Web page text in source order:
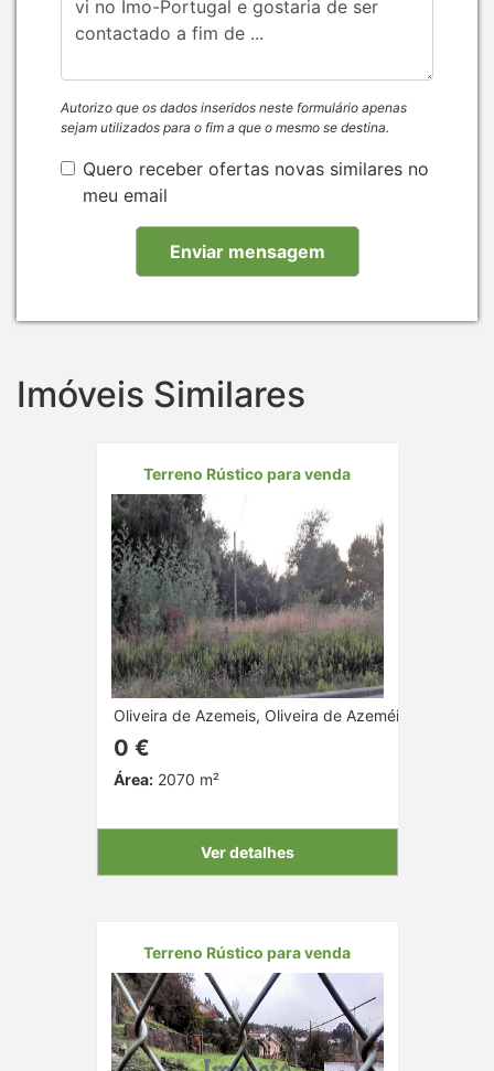
Autorizo que os dados inseridos neste formulário apenas
sejam utilizados para o fim a que o mesmo se destina.
Quero receber ofertas novas similares no
meu email
Imóveis Similares
Terreno Rústico para venda
Oliveira de Azemeis, Oliveira de Azeméis, Aveiro
0 €
Área:2070 m²
Ver detalhes
Terreno Rústico para venda